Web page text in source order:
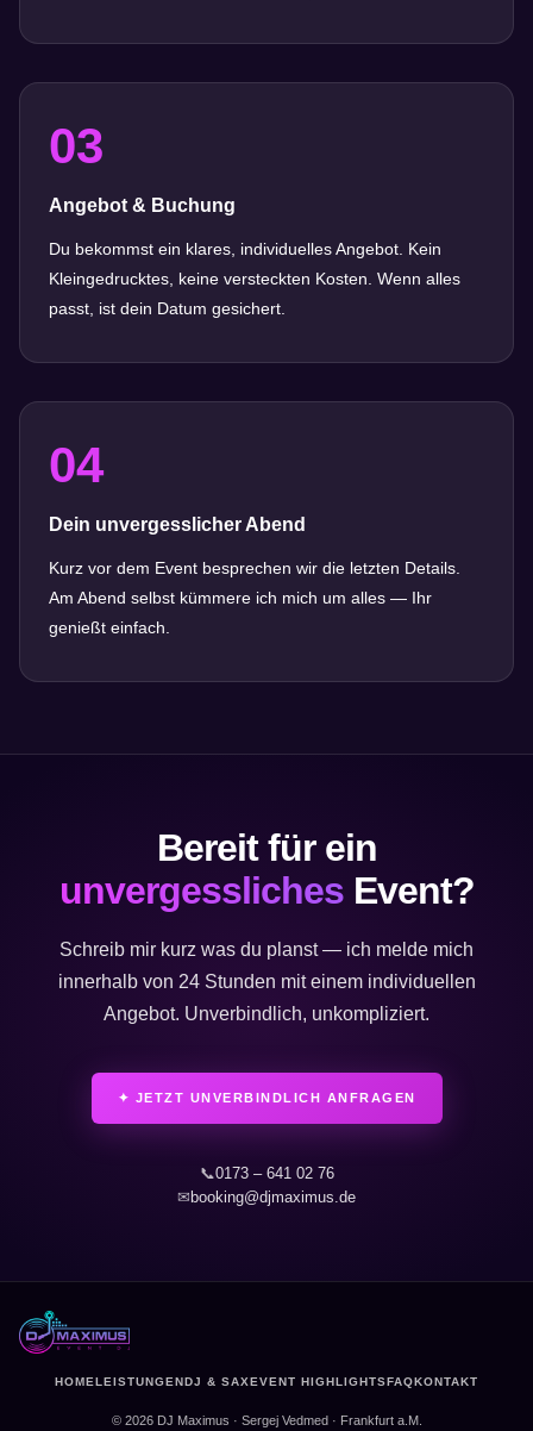
03
Angebot & Buchung
Du bekommst ein klares, individuelles Angebot. Kein
Kleingedrucktes, keine versteckten Kosten. Wenn alles
passt, ist dein Datum gesichert.
04
Dein unvergesslicher Abend
Kurz vor dem Event besprechen wir die letzten Details.
Am Abend selbst kümmere ich mich um alles — Ihr
genießt einfach.
Bereit für ein
unvergesslichesEvent?
Schreib mir kurz was du planst — ich melde mich
innerhalb von 24 Stunden mit einem individuellen
Angebot. Unverbindlich, unkompliziert.
✦ JETZT UNVERBINDLICH ANFRAGEN
📞0173 – 641 02 76
✉ booking@djmaximus.de
HOMELEISTUNGENDJ & SAXEVENT HIGHLIGHTSFAQKONTAKT
© 2026 DJ Maximus · Sergej Vedmed · Frankfurt a.M.